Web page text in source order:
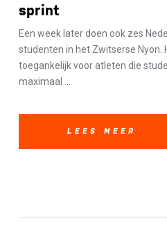
sprint
Een week later doen ook zes
studenten in het Zwitserse Nyon.
toegankelijk voor atleten die
maximaal ...
LEES MEER